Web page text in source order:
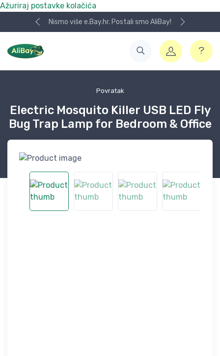
Ažuriraj postavke kolačića
Nismo više e.Bay.hr. Postali smo AliBay!
Povratak
Electric Mosquito Killer USB LED Fly
Bug Trap Lamp for Bedroom & Office